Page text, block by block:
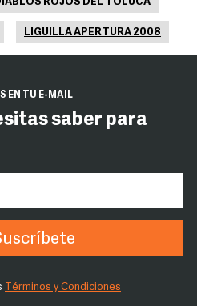
LIGUILLA APERTURA 2008
EN TU E-MAIL
saber para
Términos y Condiciones